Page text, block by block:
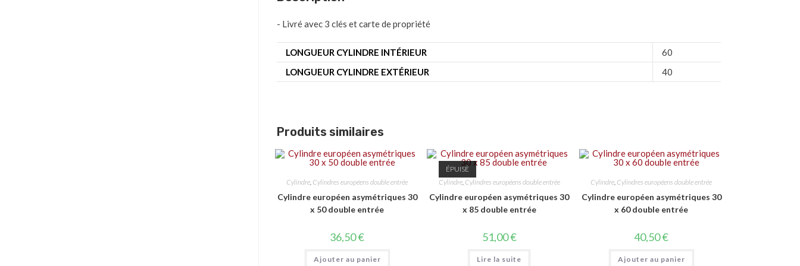
- Livré avec 3 clés et carte de propriété
LONGUEUR CYLINDRE INTÉRIEUR
60
LONGUEUR CYLINDRE EXTÉRIEUR
40
Produits similaires
Cylindre, Cylindres européens double entrée
Cylindre européen asymétriques 30
x 50 double entrée
36,50€
Ajouter au panier
ÉPUISÉ
Cylindre, Cylindres européens double entrée
Cylindre européen asymétriques 30
x 85 double entrée
51,00€
Lire la suite
Cylindre, Cylindres européens double entrée
Cylindre européen asymétriques 30
x 60 double entrée
40,50€
Ajouter au panier